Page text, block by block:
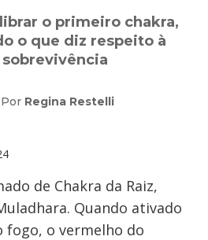
o primeiro chakra,
o que diz respeito à
sobrevivência
Por Regina Restelli
de Chakra da Raiz,
Quando ativado
fogo, o vermelho do